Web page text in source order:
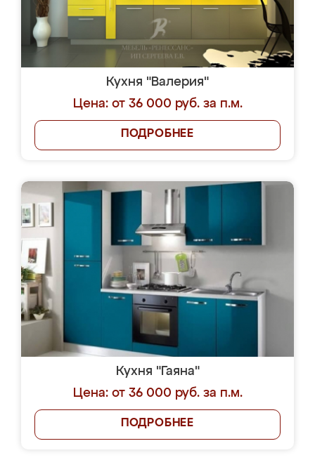
Кухня "Валерия"
Цена: от 36 000 руб. за п.м.
ПОДРОБНЕЕ
Кухня "Гаяна"
Цена: от 36 000 руб. за п.м.
ПОДРОБНЕЕ